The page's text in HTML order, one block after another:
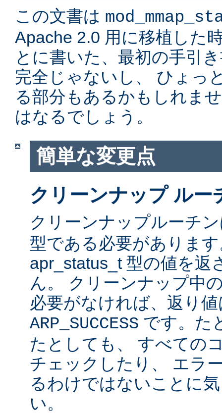
この文書は
Apache 2.0 用に移植した
とに書いた、最初の手引
完全じゃないし、 ひょっ
る部分もあるかもしれま
はなるでしょう。
簡単な変更点
クリーンナップ ルー
クリーンナップルーチ
型である必要がありま
apr_status_t 型の値を返
ん。 クリーンナップ中
必要がなければ、返り
ARP_SUCCESS です。た
たとしても、 すべての
チェックしたり、 エラ
るわけではないことに
い。